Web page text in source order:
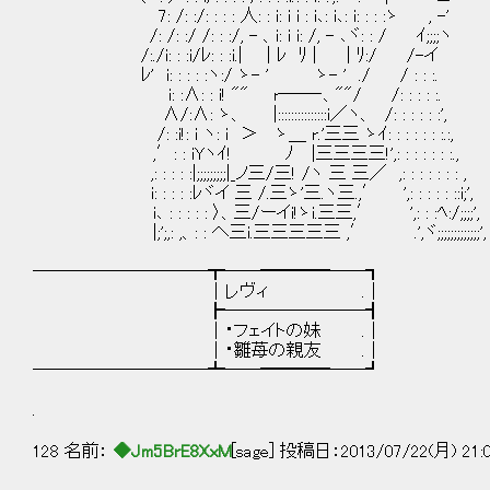
7: /: :/: : : : 人: : i: i i : i､: i､: i: : : :ゝ , -' ご
/: /: :/ /: : :/, - 、i: i i: /, - ､ヾ: : / ｲ;;;;ヽ
/:./i: : :i/ﾚ: : :i.| | ﾚ ﾘ | | ﾘ:/ /-イ ボクは
ﾚ' i: : : : :ヽ:/ ゝ- ' ゝ- ' ./ / : : :.
i: :∧: : i! "" r――‐、""/ /: : : : :. 雛苺ち
∧/:∧: ゝ、 |:::::::::::::::i／ヽ、 /: : : : : :',
/: :i!: i ヽ: i ＞ ゝ＿ r.'三三 ゝｲ: : : : : : :.:, ヒナ
,′: : iYヽｲ! ﾉ |三三三三!',: : : : : : :.,
,: : : : :|;;;;;;;;;|_ノ三/三! /ヽ 三 三／ ,: : : : : : : ,
i: : : : :ﾚヾイ 三 /.三ゝ'三.ヽ三.,′ ',: : : : : ::i;',
i､ : : : : : 〉、三/ーイi!ゝi.三三,′ ',: : :ﾍ:/;;;;',
|;';,: ,、: : へ三i.三三三三三 ,′ .',ヾ;;;;;;;;;;;;;',
──────────┳──━━━━──┓
│レヴィ .｜
┣────────┫
│・フェイトの妹 .│
│・雛苺の親友 .│
──────────┻──━━━━──┛
128 名前： ◆Jm5BrE8XxM [sage] 投稿日：2013/07/22(月)